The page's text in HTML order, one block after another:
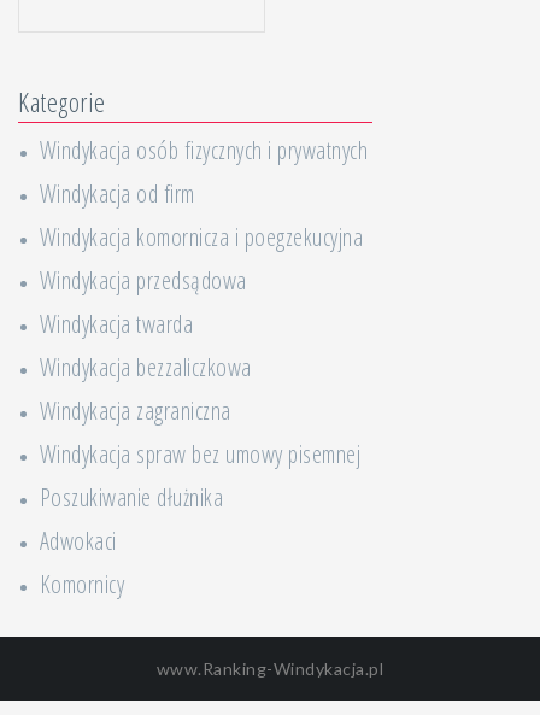
Kategorie
Windykacja osób fizycznych i prywatnych
Windykacja od firm
Windykacja komornicza i poegzekucyjna
Windykacja przedsądowa
Windykacja twarda
Windykacja bezzaliczkowa
Windykacja zagraniczna
Windykacja spraw bez umowy pisemnej
Poszukiwanie dłużnika
Adwokaci
Komornicy
www.Ranking-Windykacja.pl